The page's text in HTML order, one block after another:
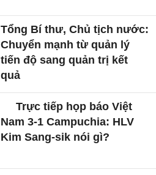
Tổng Bí thư, Chủ tịch nước:
Chuyển mạnh từ quản lý
tiến độ sang quản trị kết
quả
Trực tiếp họp báo Việt
Nam 3-1 Campuchia: HLV
Kim Sang-sik nói gì?